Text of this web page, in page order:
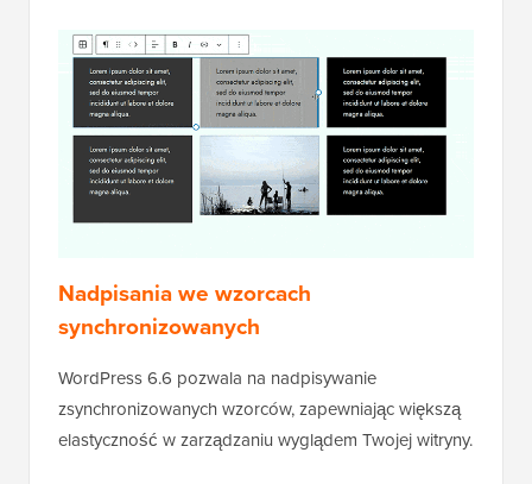
Nadpisania we wzorcach
synchronizowanych
WordPress 6.6 pozwala na nadpisywanie
zsynchronizowanych wzorców, zapewniając większą
elastyczność w zarządzaniu wyglądem Twojej witryny.